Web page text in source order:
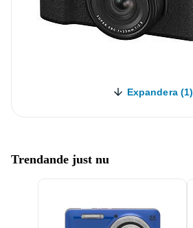
Expandera (1)
Trendande just nu